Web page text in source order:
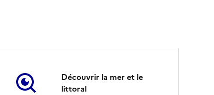
Découvrir la mer et le
littoral